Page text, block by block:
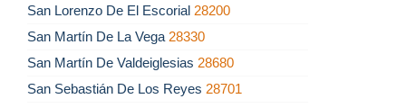
San Lorenzo De El Escorial 28200
San Martín De La Vega 28330
San Martín De Valdeiglesias 28680
San Sebastián De Los Reyes 28701